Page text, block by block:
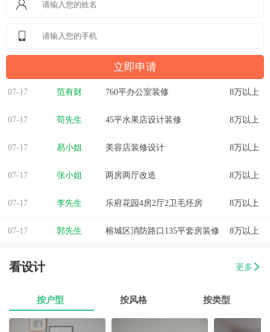
07-17 范有财 760平办公室装修 8万以上
07-17 苟先生 45平水果店设计装修 8万以上
07-17 易小姐 美容店装修设计 8万以上
07-17 张小姐 两房两厅改造 8万以上
07-17 李先生 乐府花园4房2厅2卫毛坯房 8万以上
07-17 郭先生 榕城区消防路口135平套房装修 8万以上
07-17 董先生
看设计 更多
按户型 按风格 按类型